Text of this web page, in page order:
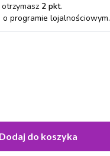
2 pkt.
o programie lojalnościowym.
Dodaj do koszyka